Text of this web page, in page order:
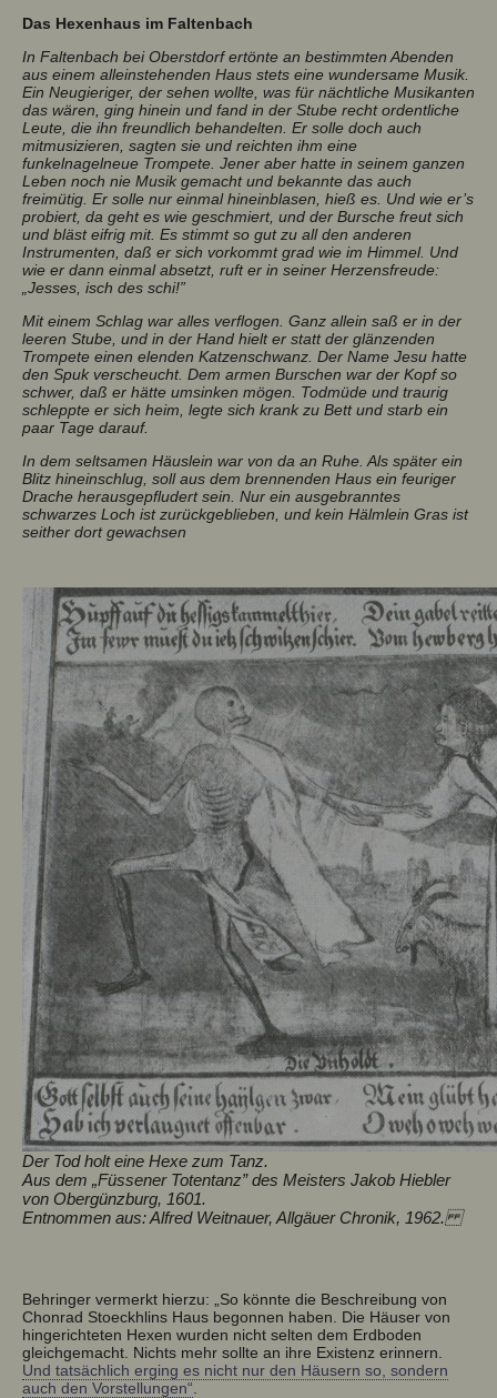
Das Hexenhaus im Faltenbach
In Faltenbach bei Oberstdorf ertönte an bestimmten Abenden
aus einem alleinstehenden Haus stets eine wundersame Musik.
Ein Neugieriger, der sehen wollte, was für nächtliche Musikanten
das wären, ging hinein und fand in der Stube recht ordentliche
Leute, die ihn freundlich behandelten. Er solle doch auch
mitmusizieren, sagten sie und reichten ihm eine
funkelnagelneue Trompete. Jener aber hatte in seinem ganzen
Leben noch nie Musik gemacht und bekannte das auch
freimütig. Er solle nur einmal hineinblasen, hieß es. Und wie er’s
probiert, da geht es wie geschmiert, und der Bursche freut sich
und bläst eifrig mit. Es stimmt so gut zu all den anderen
Instrumenten, daß er sich vorkommt grad wie im Himmel. Und
wie er dann einmal absetzt, ruft er in seiner Herzensfreude:
„Jesses, isch des schi!”
Mit einem Schlag war alles verflogen. Ganz allein saß er in der
leeren Stube, und in der Hand hielt er statt der glänzenden
Trompete einen elenden Katzenschwanz. Der Name Jesu hatte
den Spuk verscheucht. Dem armen Burschen war der Kopf so
schwer, daß er hätte umsinken mögen. Todmüde und traurig
schleppte er sich heim, legte sich krank zu Bett und starb ein
paar Tage darauf.
In dem seltsamen Häuslein war von da an Ruhe. Als später ein
Blitz hineinschlug, soll aus dem brennenden Haus ein feuriger
Drache herausgepfludert sein. Nur ein ausgebranntes
schwarzes Loch ist zurückgeblieben, und kein Hälmlein Gras ist
seither dort gewachsen
Der Tod holt eine Hexe zum Tanz.
Aus dem „Füssener Totentanz” des Meisters Jakob Hiebler
von Obergünzburg, 1601.
Entnommen aus: Alfred Weitnauer, Allgäuer Chronik, 1962.
Behringer vermerkt hierzu: „So könnte die Beschreibung von
Chonrad Stoeckhlins Haus begonnen haben. Die Häuser von
hingerichteten Hexen wurden nicht selten dem Erdboden
gleichgemacht. Nichts mehr sollte an ihre Existenz erinnern.
Und tatsächlich erging es nicht nur den Häusern so, sondern
auch den Vorstellungen“